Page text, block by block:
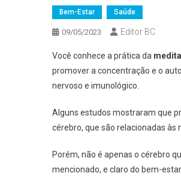
Bem-Estar Saúde
09/05/2023 Editor BC
Você conhece a prática da
promover a concentração e o
nervoso e imunológico.
Alguns estudos mostraram que
cérebro, que são relacionadas às
Porém, não é apenas o cérebro
mencionado, e claro do bem-